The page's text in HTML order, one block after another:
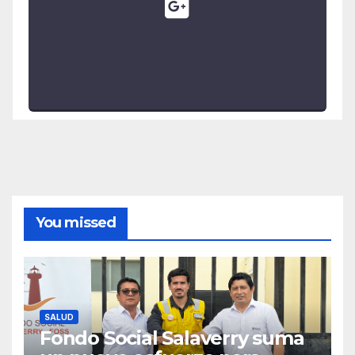
You missed
SALUD
Fondo Social Salaverry suma